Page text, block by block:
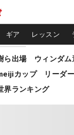
ギア レッスン
カップ リーダ
界ランキング